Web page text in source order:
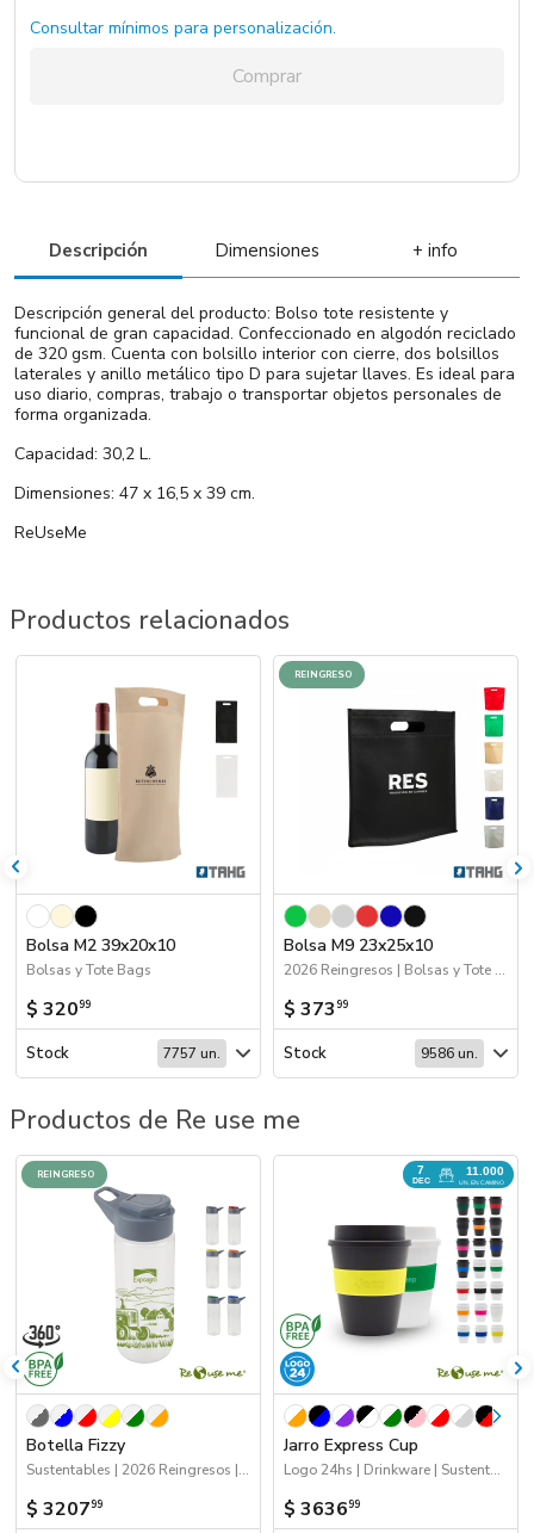
Consultar mínimos para personalización.
Comprar
Descripción Dimensiones + info
Descripción general del producto: Bolso tote resistente y
funcional de gran capacidad. Confeccionado en algodón reciclado
de 320 gsm. Cuenta con bolsillo interior con cierre, dos bolsillos
laterales y anillo metálico tipo D para sujetar llaves. Es ideal para
uso diario, compras, trabajo o transportar objetos personales de
forma organizada.
Capacidad: 30,2 L.
Dimensiones: 47 x 16,5 x 39 cm.
ReUseMe
Productos relacionados
Bolsa M2 39x20x10
Bolsas y Tote Bags
$ 32099
Stock 7757 un.
REINGRESO
Bolsa M9 23x25x10
2026 Reingresos | Bolsas y Tote Bags
$ 373 99
Stock 9586 un.
Productos de Re use me
REINGRESO
Botella Fizzy
Sustentables | 2026 Reingresos | Drinkware
$ 320799
7
DEC
11.000
UN. EN CAMINO
Jarro Express Cup
Logo 24hs | Drinkware | Sustentables | 2026 Minería | Próximos Arribos
$ 363699